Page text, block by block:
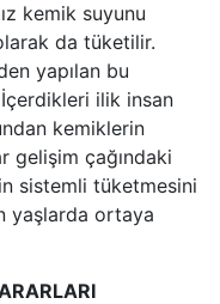
kemik suyunu
da tüketilir.
yapılan bu
ilik insan
kemiklerin
gelişim çağındaki
sistemli tüketmesini
yaşlarda ortaya